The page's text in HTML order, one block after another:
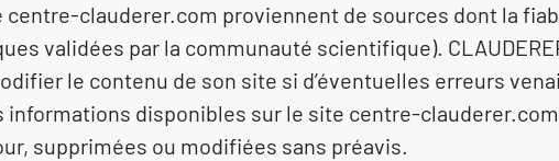
clauderer.com proviennent de sources dont la
validées par la communauté scientifique).
le contenu de son site si d’éventuelles erreurs
informations disponibles sur le site centre-clauderer.com
supprimées ou modifiées sans préavis.